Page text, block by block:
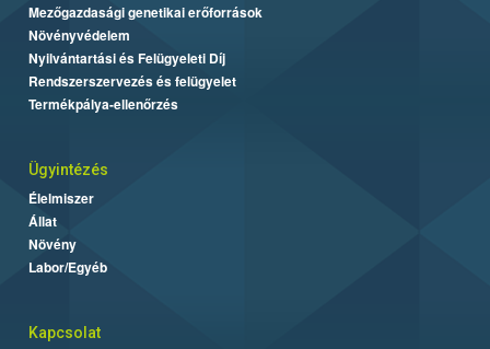
Mezőgazdasági genetikai erőforrások
Növényvédelem
Nyilvántartási és Felügyeleti Díj
Rendszerszervezés és felügyelet
Termékpálya-ellenőrzés
Ügyintézés
Élelmiszer
Állat
Növény
Labor/Egyéb
Kapcsolat